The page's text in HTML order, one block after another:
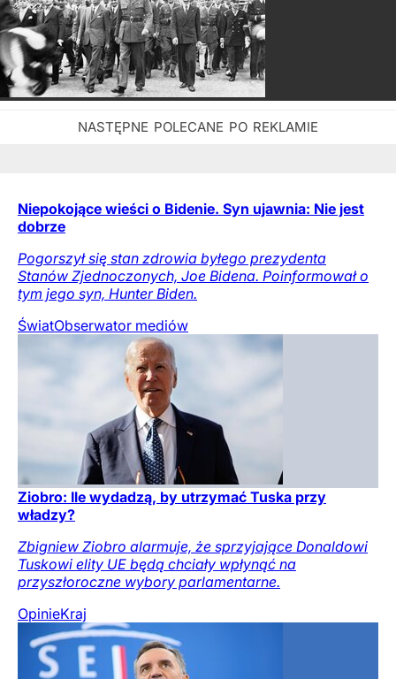
Niepokojące wieści o Bidenie. Syn ujawnia: Nie jest
dobrze
Pogorszył się stan zdrowia byłego prezydenta
Stanów Zjednoczonych, Joe Bidena. Poinformował o
tym jego syn, Hunter Biden.
ŚwiatObserwator mediów
Ziobro: Ile wydadzą, by utrzymać Tuska przy
władzy?
Zbigniew Ziobro alarmuje, że sprzyjające Donaldowi
Tuskowi elity UE będą chciały wpłynąć na
przyszłoroczne wybory parlamentarne.
OpinieKraj